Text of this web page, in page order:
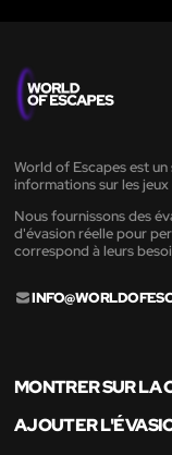
World of Escapes est
informations sur les
Nous fournissons des
d'évasion réelle pour
correspond à leurs
MONTRER SUR LA
AJOUTER